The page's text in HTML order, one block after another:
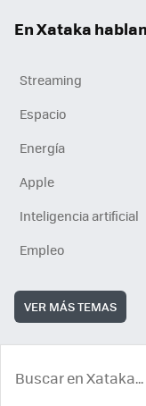
En Xataka
Streaming
Espacio
Energía
Apple
Inteligencia artificial
Empleo
VER MÁS TEMAS